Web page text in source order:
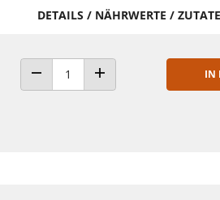
DETAILS / NÄHRWERTE /
ANZAHL VERRINGERNANZAHL ERHÖHEN
IN